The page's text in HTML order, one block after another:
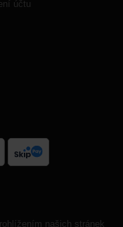
účtu
našich stránek